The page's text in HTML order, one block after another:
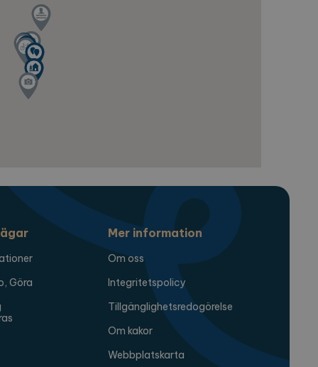
Göra
Mer information
Om oss
Integritetspolicy
Tillgänglighetsredogörelse
Om kakor
Webbplatskarta
- vilket är en
cookie används
genererat
på en webbplats
för
sessionstillståndet.